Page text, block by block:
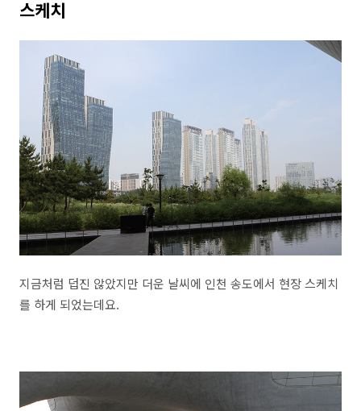
스케치
지금처럼 덥진 않았지만 더운 날씨에 인천 송도에서 현장 스케치
를 하게 되었는데요.